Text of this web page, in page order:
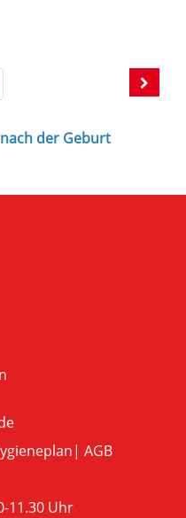
der Geburt
| AGB
11.30 Uhr